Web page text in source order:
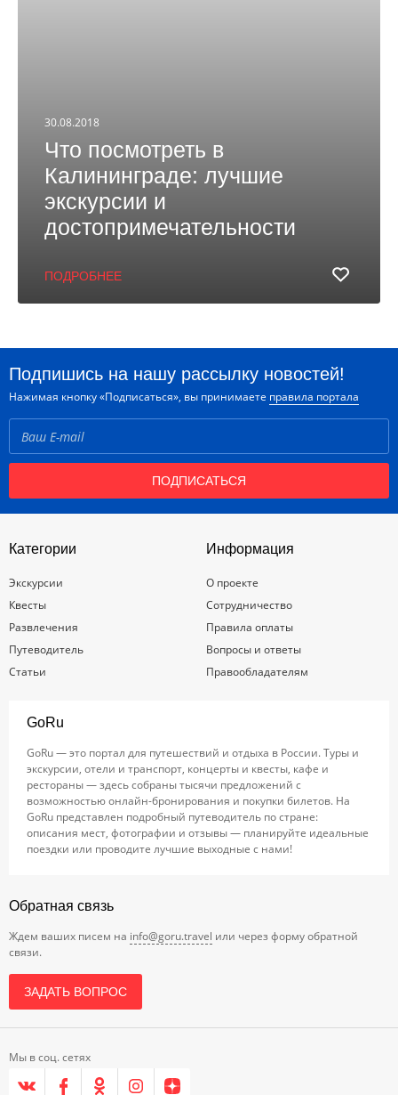
30.08.2018
Что посмотреть в
Калининграде: лучшие
экскурсии и
достопримечательности
ПОДРОБНЕЕ
Подпишись на нашу рассылку новостей!
Нажимая кнопку «Подписаться», вы принимаете правила портала
ПОДПИСАТЬСЯ
Категории
Экскурсии
Квесты
Развлечения
Путеводитель
Статьи
Информация
О проекте
Сотрудничество
Правила оплаты
Вопросы и ответы
Правообладателям
GoRu
GoRu — это портал для путешествий и отдыха в России. Туры и
экскурсии, отели и транспорт, концерты и квесты, кафе и
рестораны — здесь собраны тысячи предложений с
возможностью онлайн-бронирования и покупки билетов. На
GoRu представлен подробный путеводитель по стране:
описания мест, фотографии и отзывы — планируйте идеальные
поездки или проводите лучшие выходные с нами!
Обратная связь
Ждем ваших писем на info@goru.travel или через форму обратной
связи.
ЗАДАТЬ ВОПРОС
Мы в соц. сетях